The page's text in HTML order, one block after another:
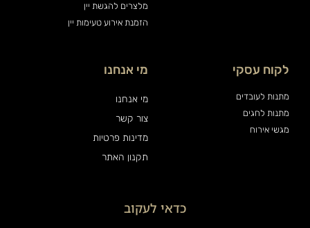
מלצרים להגשת יין
הזמנת אירוע טעימות יין
לקוח עסקי
מתנות לעובדים
מתנות לחגים
מגשי אירוח
מי אנחנו
מי אנחנו
צור קשר
מדינות פרטיות
תקנון האתר
כדאי לעקוב